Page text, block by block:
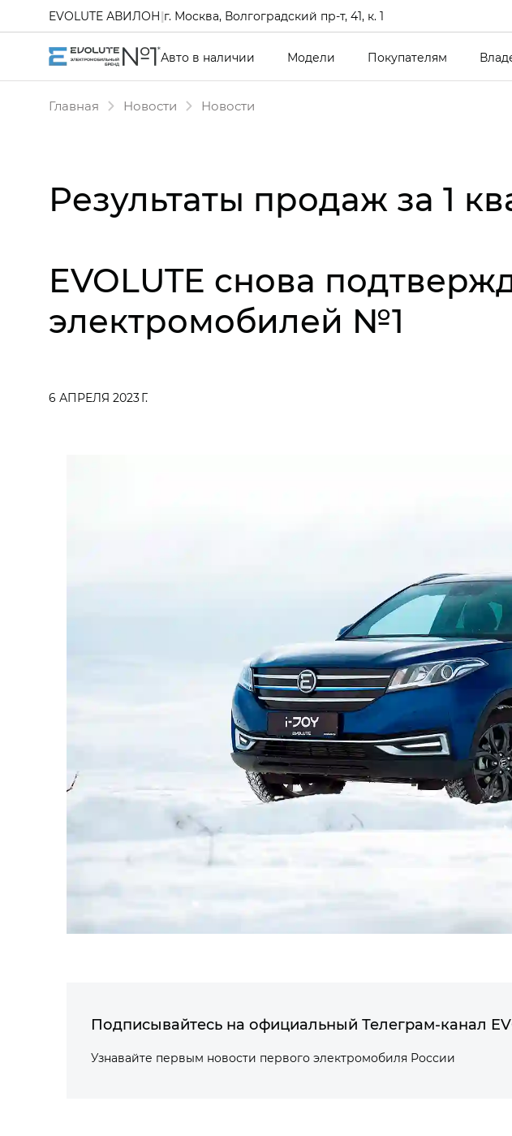
EVOLUTE АВИЛОН|г. Москва, Волгоградский пр-т, 41, к. 1
Авто в наличии Модели Покупателям
Главная Новости Новости
Результаты продаж за 1
EVOLUTE снова
электромобилей №1
6 АПРЕЛЯ 2023 Г.
Подписывайтесь на официальный Телеграм-канал
Узнавайте первым новости первого электромобиля России